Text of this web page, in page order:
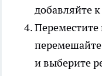
добавляйте
Переместите
и выберите